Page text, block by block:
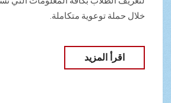
خلال حملة توعوية متكاملة.
اقرأ المزيد